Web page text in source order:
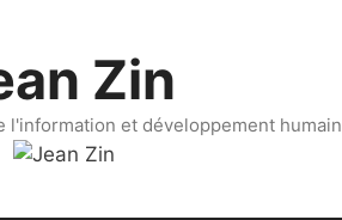
Zin
l'information et développement humain